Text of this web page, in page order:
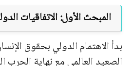
المبحث الأول: الاتفاقيات
بدأ الاهتمام الدولي بحقوق
الصعيد العالمي مع نهاية الحرب